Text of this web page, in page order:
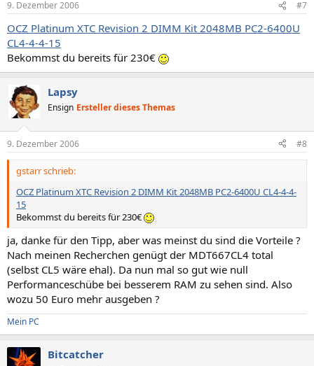
9. Dezember 2006 #7
OCZ Platinum XTC Revision 2 DIMM Kit 2048MB PC2-6400U
CL4-4-4-15
Bekommst du bereits für 230€
Lapsy
Ensign Ersteller dieses Themas
9. Dezember 2006 #8
gstarr schrieb:
OCZ Platinum XTC Revision 2 DIMM Kit 2048MB PC2-6400U CL4-4-4-
15
Bekommst du bereits für 230€
ja, danke für den Tipp, aber was meinst du sind die Vorteile ?
Nach meinen Recherchen genügt der MDT667CL4 total
(selbst CL5 wäre ehal). Da nun mal so gut wie null
Performanceschübe bei besserem RAM zu sehen sind. Also
wozu 50 Euro mehr ausgeben ?
Mein PC
Bitcatcher